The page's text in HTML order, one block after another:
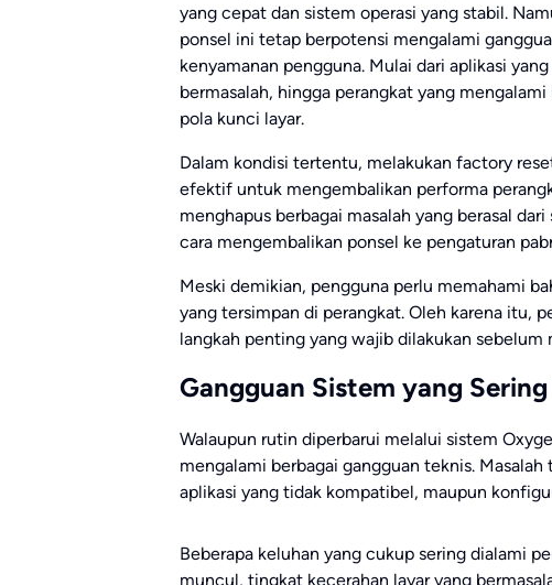
yang cepat dan sistem operasi yang stabil.
ponsel ini tetap berpotensi mengalami
kenyamanan pengguna. Mulai dari aplikasi
bermasalah, hingga perangkat yang
pola kunci layar.
Dalam kondisi tertentu, melakukan factory
efektif untuk mengembalikan performa
menghapus berbagai masalah yang berasal
cara mengembalikan ponsel ke pengaturan
Meski demikian, pengguna perlu memahami
yang tersimpan di perangkat. Oleh karena itu,
langkah penting yang wajib dilakukan sebelum
Gangguan Sistem yang
Walaupun rutin diperbarui melalui sistem
mengalami berbagai gangguan teknis.
aplikasi yang tidak kompatibel, maupun
Beberapa keluhan yang cukup sering dialami
muncul, tingkat kecerahan layar yang